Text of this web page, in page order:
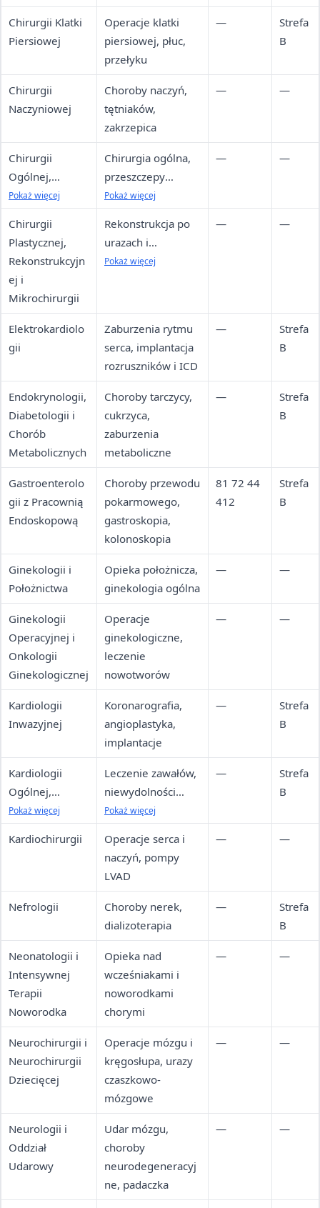
Chirurgii Klatki
Piersiowej
Operacje klatki
piersiowej, płuc,
przełyku
—
Strefa
B
Chirurgii
Naczyniowej
Choroby naczyń,
tętniaków,
zakrzepica
— —
Chirurgii
Ogólnej,
Transplantacyjn
Żywieniowego
Pokaż więcej
Chirurgia ogólna,
przeszczepy
narządów,
pozajelitowe
Pokaż więcej
— —
Chirurgii
Plastycznej,
Rekonstrukcyjn
ej i
Mikrochirurgii
Rekonstrukcja po
urazach i
nowotworach,
Pokaż więcej
— —
Elektrokardiolo
gii
Zaburzenia rytmu
serca, implantacja
rozruszników i ICD
—
Strefa
B
Endokrynologii,
Diabetologii i
Chorób
Metabolicznych
Choroby tarczycy,
cukrzyca,
zaburzenia
metaboliczne
—
Strefa
B
Gastroenterolo
gii z Pracownią
Endoskopową
Choroby przewodu
pokarmowego,
gastroskopia,
kolonoskopia
81 72 44
412
Strefa
B
Ginekologii i
Położnictwa
Opieka położnicza,
ginekologia ogólna
— —
Ginekologii
Operacyjnej i
Onkologii
Ginekologicznej
Operacje
ginekologiczne,
leczenie
nowotworów
— —
Kardiologii
Inwazyjnej
Koronarografia,
angioplastyka,
implantacje
—
Strefa
B
Kardiologii
Ogólnej,
Rehabilitacji
Chorób
Intensywnej
Kardiologicznej
Pokaż więcej
Leczenie zawałów,
niewydolności
serca, rehabilitacja
Pokaż więcej
—
Strefa
B
Kardiochirurgii
Operacje serca i
naczyń, pompy
LVAD
— —
Nefrologii
Choroby nerek,
dializoterapia
—
Strefa
B
Neonatologii i
Intensywnej
Terapii
Noworodka
Opieka nad
wcześniakami i
noworodkami
chorymi
— —
Neurochirurgii i
Neurochirurgii
Dziecięcej
Operacje mózgu i
kręgosłupa, urazy
czaszkowo-
mózgowe
— —
Neurologii i
Oddział
Udarowy
Udar mózgu,
choroby
neurodegeneracyj
ne, padaczka
— —